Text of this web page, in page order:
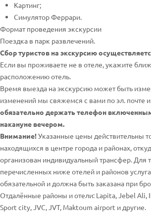
Картинг;
Симулятор Феррари.
Формат проведения экскурсии
Поездка в парк развлечений.
Сбор туристов на экскурсию
Если вы проживаете не в отеле, укажите
расположению отель.
Время выезда на экскурсию может быть
изменений мы свяжемся с вами по эл. почте
обязательно держать телефон
накануне вечером.
Внимание!Указанные цены действительны
находящихся в центре города и районах,
организован индивидуальный трансфер. Для
перечисленных ниже отелей и районов
обязательной и должна быть заказана при
Отдалённые районы и отели: Lapita, Jebel Ali,
Sport city, JVC, JVT, Maktoum airport и другие.